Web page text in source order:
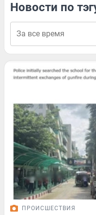
Новости по
ПРОИСШЕСТВИЯ